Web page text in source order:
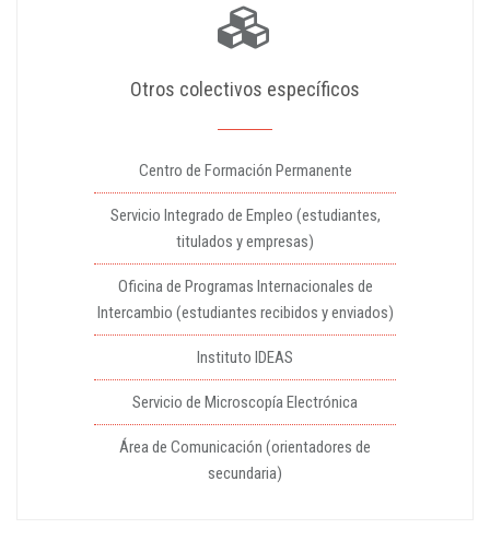
Otros colectivos específicos
Centro de Formación Permanente
Servicio Integrado de Empleo (estudiantes,
titulados y empresas)
Oficina de Programas Internacionales de
Intercambio (estudiantes recibidos y enviados)
Instituto IDEAS
Servicio de Microscopía Electrónica
Área de Comunicación (orientadores de
secundaria)